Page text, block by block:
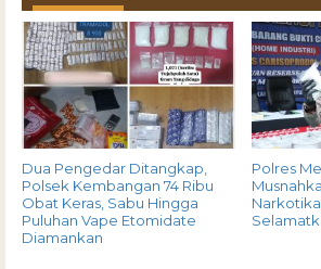
Dua Pengedar Ditangkap,
Polsek Kembangan 74 Ribu
Obat Keras, Sabu Hingga
Puluhan Vape Etomidate
Diamankan
Polres
Narkotika